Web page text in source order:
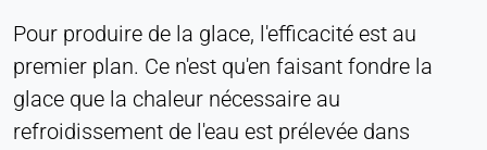
Pour produire de la glace, l'efficacité est au
premier plan. Ce n'est qu'en faisant fondre la
glace que la chaleur nécessaire au
refroidissement de l'eau est prélevée dans
MÉDIAS EXTERNES
Permet d'accéder à du contenu de tiers, tel que
des vidéos. Lorsqu'elles sont activées, les
données techniques peuvent être transférées au
fournisseur.